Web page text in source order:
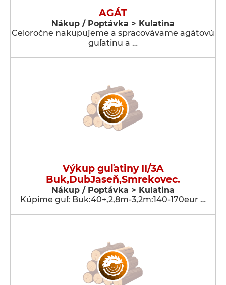
AGÁT
Nákup / Poptávka > Kulatina
Celoročne nakupujeme a spracovávame agátovú
guľatinu a …
Výkup guľatiny II/3A
Buk,DubJaseň,Smrekovec.
Nákup / Poptávka > Kulatina
Kúpime guľ: Buk:40+,2,8m-3,2m:140-170eur …